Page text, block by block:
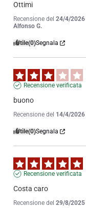
Ottimi
Recensione del 24/4/2026
Alfonso G.
Utile(0)Segnala
Recensione verificata
buono
Recensione del 14/4/2026
Utile(0)Segnala
Recensione verificata
Costa caro
Recensione del 29/8/2025